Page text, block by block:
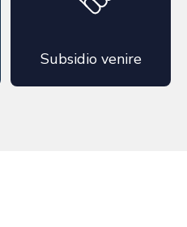
Subsidio venire